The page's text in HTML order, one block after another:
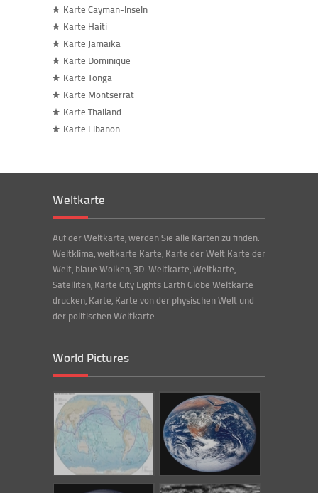
Karte Cayman-Inseln
Karte Haiti
Karte Jamaika
Karte Dominique
Karte Tonga
Karte Montserrat
Karte Thailand
Karte Libanon
Weltkarte
Auf der Weltkarte, werden Sie alle Karten zu finden:
Weltklima, weltkarte Karte, Karte der Welt Karte der
Welt, blaue Wolken, 3D-Weltkarte, Weltkarte,
Satelliten, Karte City Lights Earth Globe Weltkarte
drucken, Karte, Karte von der physischen Welt und
der politischen Weltkarte.
World Pictures